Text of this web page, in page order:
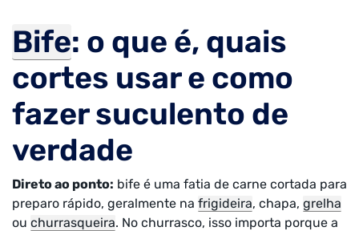
Bife: o que é, quais
cortes usar e como
fazer suculento de
verdade
Direto ao ponto: bife é uma fatia de carne cortada para
preparo rápido, geralmente na frigideira, chapa, grelha
ou churrasqueira. No churrasco, isso importa porque a